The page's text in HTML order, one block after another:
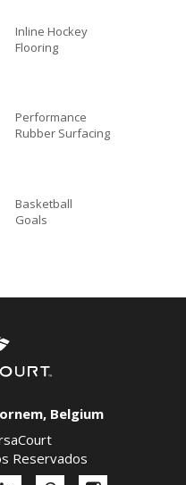
Inline Hockey
Flooring
Performance
Rubber Surfacing
Basketball
Goals
, Belgium
Reservados